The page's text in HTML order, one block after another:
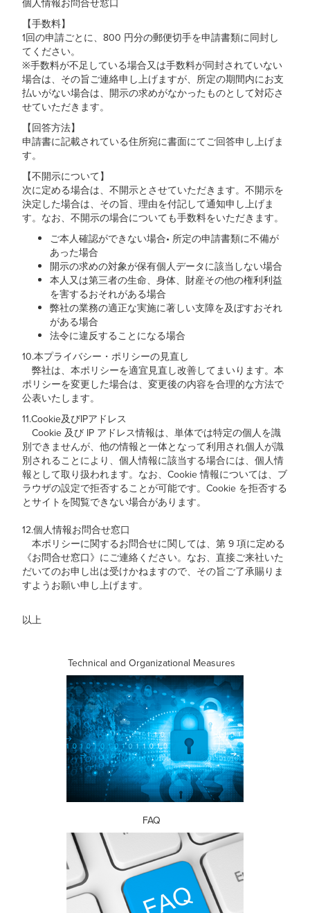
個人情報お問合せ窓口
【手数料】
1回の申請ごとに、800 円分の郵便切手を申請書類に同封し
てください。
※手数料が不足している場合又は手数料が同封されていない
場合は、その旨ご連絡申し上げますが、所定の期間内にお支
払いがない場合は、開示の求めがなかったものとして対応さ
せていただきます。
【回答方法】
申請書に記載されている住所宛に書面にてご回答申し上げま
す。
【不開示について】
次に定める場合は、不開示とさせていただきます。不開示を
決定した場合は、その旨、理由を付記して通知申し上げま
す。なお、不開示の場合についても手数料をいただきます。
ご本人確認ができない場合• 所定の申請書類に不備が
あった場合
開示の求めの対象が保有個人データに該当しない場合
本人又は第三者の生命、身体、財産その他の権利利益
を害するおそれがある場合
弊社の業務の適正な実施に著しい支障を及ぼすおそれ
がある場合
法令に違反することになる場合
10.本プライバシー・ポリシーの見直し
弊社は、本ポリシーを適宜見直し改善してまいります。本
ポリシーを変更した場合は、変更後の内容を合理的な方法で
公表いたします。
11.Cookie及びIPアドレス
Cookie 及び IP アドレス情報は、単体では特定の個人を識
別できませんが、他の情報と一体となって利用され個人が識
別されることにより、個人情報に該当する場合には、個人情
報として取り扱われます。なお、Cookie 情報については、ブ
ラウザの設定で拒否することが可能です。Cookie を拒否する
とサイトを閲覧できない場合があります。
12.個人情報お問合せ窓口
本ポリシーに関するお問合せに関しては、第 9 項に定める
《お問合せ窓口》にご連絡ください。なお、直接ご来社いた
だいてのお申し出は受けかねますので、その旨ご了承賜りま
すようお願い申し上げます。
以上
Technical and Organizational Measures
FAQ